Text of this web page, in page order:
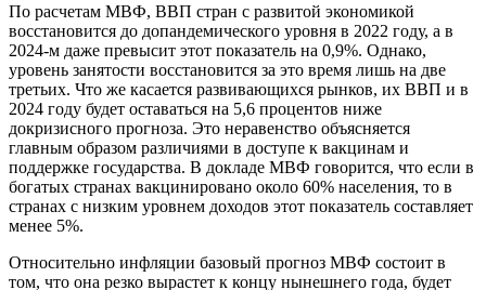
По расчетам МВФ, ВВП стран с развитой экономикой
восстановится до допандемического уровня в 2022 году, а в
2024-м даже превысит этот показатель на 0,9%. Однако,
уровень занятости восстановится за это время лишь на две
третьих. Что же касается развивающихся рынков, их ВВП и в
2024 году будет оставаться на 5,6 процентов ниже
докризисного прогноза. Это неравенство объясняется
главным образом различиями в доступе к вакцинам и
поддержке государства. В докладе МВФ говорится, что если в
богатых странах вакцинировано около 60% населения, то в
странах с низким уровнем доходов этот показатель составляет
менее 5%.
Относительно инфляции базовый прогноз МВФ состоит в
том, что она резко вырастет к концу нынешнего года, будет